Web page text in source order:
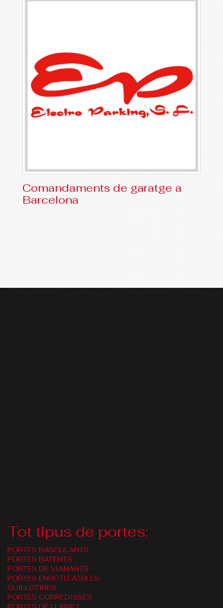
Comandaments de garatge a
Barcelona
Tot tipus de portes:
PORTES BASCULANTS
PORTES BATENTS
PORTES DE VIANANTS
PORTES ENROTLLATBLES
GUILLOTINES
PORTES CORREDISSES